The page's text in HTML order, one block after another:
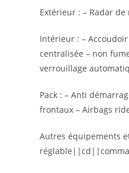
Extérieur : – Radar
Intérieur : –
centralisée – non
verrouillage
Pack : – Anti
frontaux – Airbags
Autres équipements